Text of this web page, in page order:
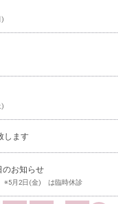
)
)
します
のお知らせ
※5月2日(金) は臨時休診